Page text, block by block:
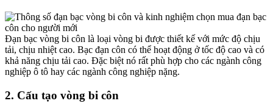
Đạn bạc vòng bi côn là loại vòng bi được thiết kế với mức độ chịu
tải, chịu nhiệt cao. Bạc đạn côn có thể hoạt động ở tốc độ cao và có
khả năng chịu tải cao. Đặc biệt nó rất phù hợp cho các ngành công
nghiệp ô tô hay các ngành công nghiệp nặng.
2. Cấu tạo vòng bi côn